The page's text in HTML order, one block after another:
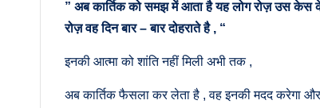
” अब कार्तिक को समझ में आता है यह लोग रोज़ उस केस
रोज़ वह दिन बार – बार दोहराते है , “
इनकी आत्मा को शांति नहीं मिली अभी तक ,
अब कार्तिक फैसला कर लेता है , वह इनकी मदद करेगा